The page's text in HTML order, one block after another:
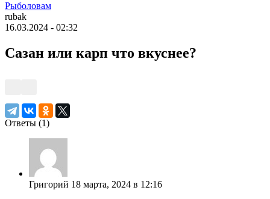
Рыболовам
rubak
16.03.2024 - 02:32
Сазан или карп что вкуснее?
Ответы (1)
Григорий 18 марта, 2024 в 12:16